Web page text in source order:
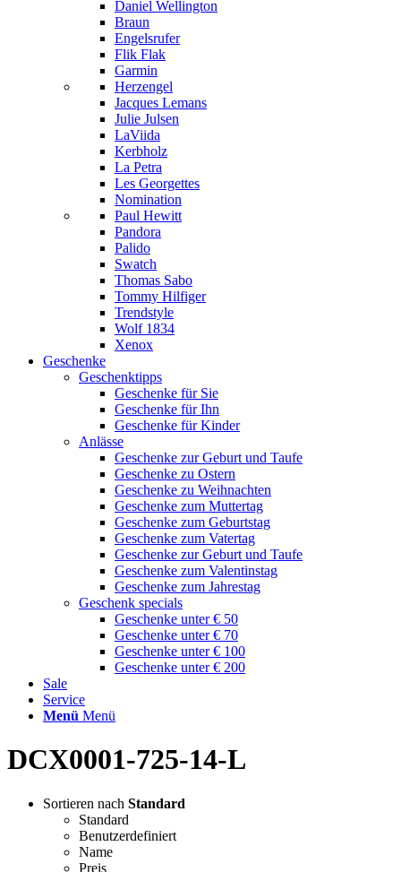
Daniel Wellington
Braun
Engelsrufer
Flik Flak
Garmin
Herzengel
Jacques Lemans
Julie Julsen
LaViida
Kerbholz
La Petra
Les Georgettes
Nomination
Paul Hewitt
Pandora
Palido
Swatch
Thomas Sabo
Tommy Hilfiger
Trendstyle
Wolf 1834
Xenox
Geschenke
Geschenktipps
Geschenke für Sie
Geschenke für Ihn
Geschenke für Kinder
Anlässe
Geschenke zur Geburt und Taufe
Geschenke zu Ostern
Geschenke zu Weihnachten
Geschenke zum Muttertag
Geschenke zum Geburtstag
Geschenke zum Vatertag
Geschenke zur Geburt und Taufe
Geschenke zum Valentinstag
Geschenke zum Jahrestag
Geschenk specials
Geschenke unter € 50
Geschenke unter € 70
Geschenke unter € 100
Geschenke unter € 200
Sale
Service
Menü Menü
DCX0001-725-14-L
Sortieren nach Standard
Standard
Benutzerdefiniert
Name
Preis